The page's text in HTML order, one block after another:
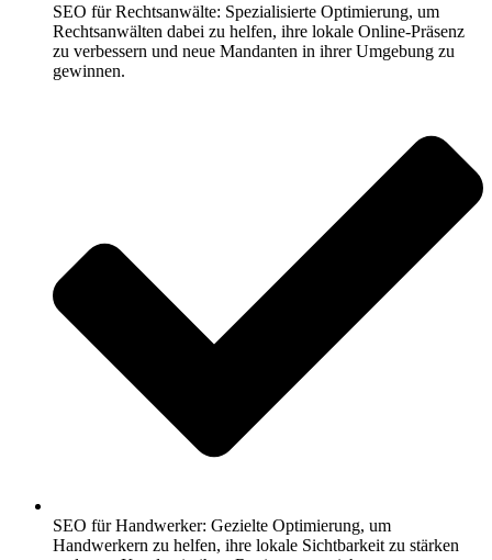
SEO für Rechtsanwälte: Spezialisierte Optimierung, um
Rechtsanwälten dabei zu helfen, ihre lokale Online-Präsenz
zu verbessern und neue Mandanten in ihrer Umgebung zu
gewinnen.
SEO für Handwerker: Gezielte Optimierung, um
Handwerkern zu helfen, ihre lokale Sichtbarkeit zu stärken